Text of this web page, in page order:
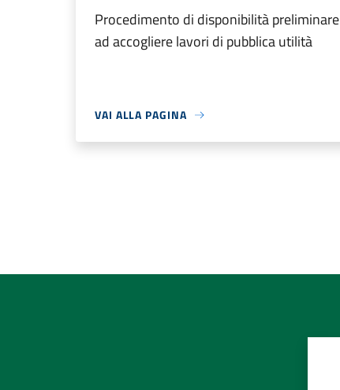
Procedimento di disponibilità preliminare
ad accogliere lavori di pubblica utilità
VAI ALLA PAGINA